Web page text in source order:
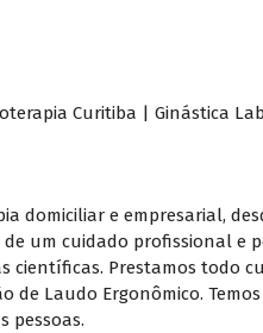
Curitiba | Ginástica
domiciliar e empresarial,
um cuidado profissional
Prestamos todo
de Laudo Ergonômico.
pessoas.